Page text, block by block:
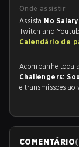
Onde assistir
Assista No
Twitch and
Calendário de
Acompanhe toda
Challengers:
e transmissões
COMENTÁRIO(